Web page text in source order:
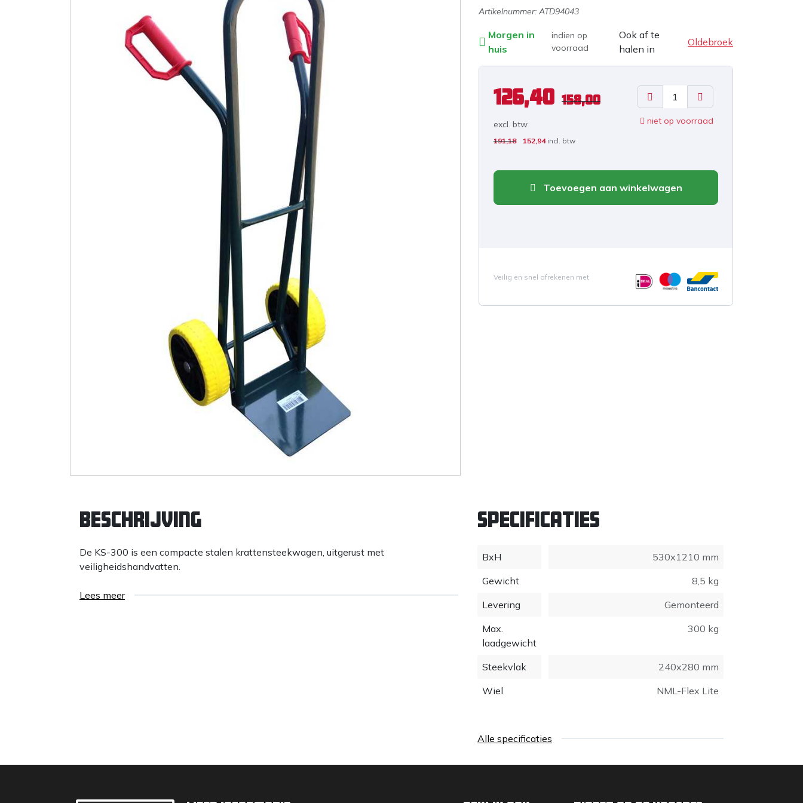
Artikelnummer: ATD94043
Morgen in
huis
indien op
voorraad
Ook af te
halen in
Oldebroek
126,40 158,00
excl. btw
191,18 152,94 incl. btw
niet op voorraad
Toevoegen aan winkelwagen
Veilig en snel afrekenen met
Beschrijving
De KS-300 is een compacte stalen krattensteekwagen, uitgerust met
veiligheidshandvatten.
Lees meer
Specificaties
BxH
530x1210 mm
Gewicht
8,5 kg
Levering
Gemonteerd
Max.
laadgewicht
300 kg
Steekvlak
240x280 mm
Wiel
NML-Flex Lite
Alle specificaties